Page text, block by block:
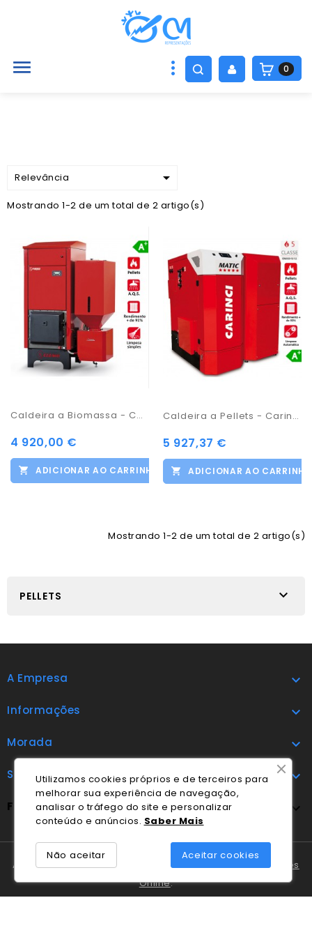
 0
Relevância 
Mostrando 1-2 de um total de 2 artigo(s)
Caldeira a Biomassa - Carinci Magnum
4 920,00 €
ADICIONAR AO CARRINHO
Caldeira a Pellets - Carinci Matic 30KW
5 927,37 €
ADICIONAR AO CARRINHO
Mostrando 1-2 de um total de 2 artigo(s)
PELLETS 
A Empresa 
Informações 
Morada 
Subscrever 
FOLLOW US 
A Cláudio Marques tem disponível o
Livro de Reclamações
Online.
Em caso de litígio o consumidor pode recorrer aoCentro
Utilizamos cookies próprios e de terceiros para
melhorar sua experiência de navegação,
analisar o tráfego do site e personalizar
conteúdo e anúncios. Saber Mais
Aceitar cookies
Não aceitar